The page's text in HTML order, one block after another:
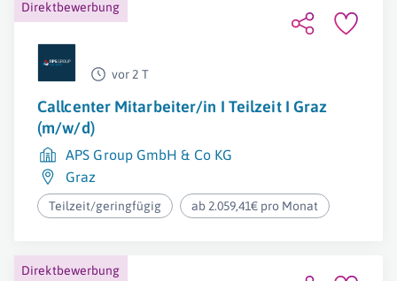
Direktbewerbung
vor 2 T
Callcenter Mitarbeiter/in I Teilzeit I Graz
(m/w/d)
APS Group GmbH & Co KG
Graz
Teilzeit/geringfügig ab 2.059,41€ pro Monat
Direktbewerbung